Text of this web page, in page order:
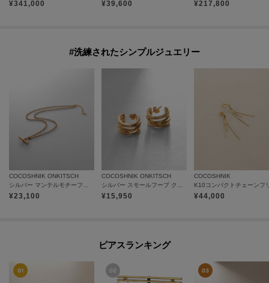
¥341,000 ¥39,600 ¥217,800
#洗練されたシンプルジュエリー
COCOSHNIK ONKITSCH
シルバー マンテルモチーフネックレス GP
¥23,100
COCOSHNIK ONKITSCH
シルバー スモールフープ クロッシングライン ピアス GP
¥15,950
COCOSHNIK
¥44,000
ピアスランキング